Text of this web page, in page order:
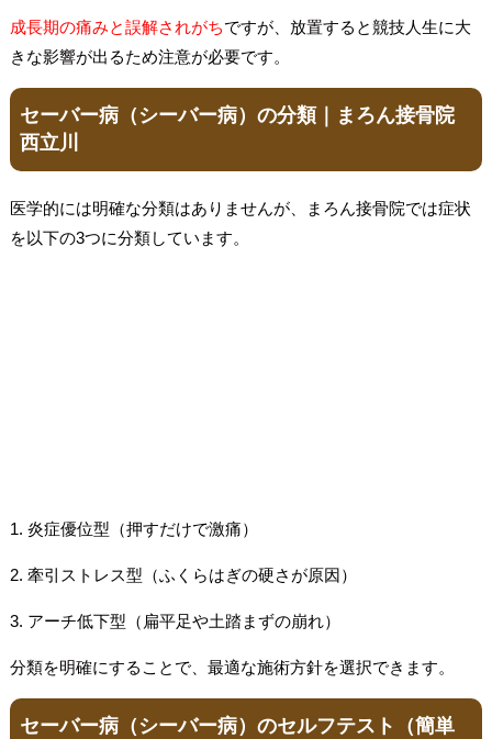
成長期の痛みと誤解されがちですが、放置すると競技人生に大
きな影響が出るため注意が必要です。
セーバー病（シーバー病）の分類｜まろん接骨院
西立川
医学的には明確な分類はありませんが、まろん接骨院では症状
を以下の3つに分類しています。
1. 炎症優位型（押すだけで激痛）
2. 牽引ストレス型（ふくらはぎの硬さが原因）
3. アーチ低下型（扁平足や土踏まずの崩れ）
分類を明確にすることで、最適な施術方針を選択できます。
セーバー病（シーバー病）のセルフテスト（簡単